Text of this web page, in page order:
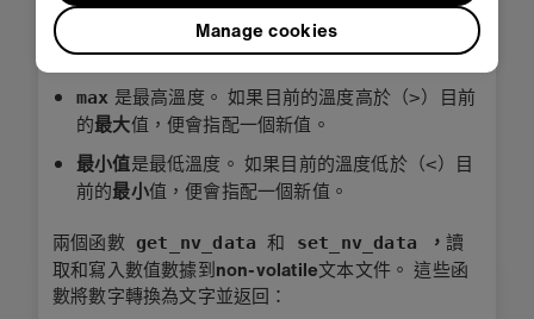
currentTemp是從micro:bit內建的
sensor讀取的當前溫度。
max 是最高溫度。 如果目前的溫度高於（>）目前
的最大值，便會指配一個新值。
最小值是最低溫度。 如果目前的溫度低於（<）目
前的最小值，便會指配一個新值。
兩個函數get_nv_data和 set_nv_data ，讀
取和寫入數值數據到non-volatile文本文件。 這些函
數將數字轉換為文字並返回：
Manage cookies